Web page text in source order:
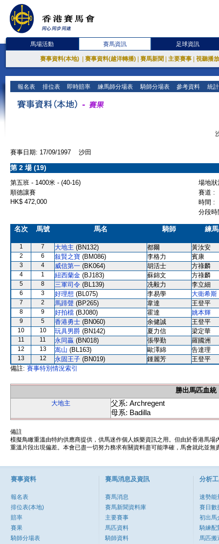
馬場活動 賽馬資訊 足球資訊
賽事資料(本地) 賽事資料(越洋轉播) 賽馬新聞 主要賽事 視聽播
報名表 排位表 即時賠率 練馬師分場表 騎師分場表 參考資料 統
賽事日期: 17/09/1997 沙田
第 2 場 (19)
第五班 - 1400米 - (40-16)
場地
順德讓賽
賽道 :
HK$ 472,000
時間 :
分段
名次 馬號 馬名 騎師 練
1 7 大地主 (BN132) 都爾 黃汝安
2 6 敍賢之寶 (BM086) 李格力 賓康
3 4 威信第一 (BK064) 胡活士 方祿麟
4 1 紐西蘭金 (BJ183) 蘇錦文 方祿麟
5 8 三軍司令 (BL139) 冼毅力 李立細
6 3 好理想 (BL075) 李易學 大衛希斯
7 2 馬蹄聲 (BP265) 韋達 王登平
8 9 好拍檔 (BJ080) 霍達 姚本輝
9 5 香港勇士 (BN060) 余健誠 王登平
10 10 玩具男爵 (BN142) 夏力信 梁定華
11 11 永同贏 (BN018) 張學勤 羅國洲
12 13 嵩山 (BL163) 歐澤綿 告達理
13 12 永固王子 (BN019) 鍾麗芳
王登平
備註: 賽事特別情況索引
勝出馬匹血統
大地主
父系: Archregent
母系: Badilla
備註
模擬鳥瞰重溫由特約供應商提供，供馬迷作個人娛樂資訊之用。但由於香港馬
重溫片段出現偏差。本會已盡一切努力務求有關資料盡可能準確，馬會就此並
賽事資料
報名表
排位表(本地)
賠率
賽果
騎師分場表
賽馬消息及資訊
賽馬消息
賽馬新聞資料庫
主要賽事
馬匹資料
騎師資料
分析
速勢能
賽日數
初出馬
騎練配
馬匹搬